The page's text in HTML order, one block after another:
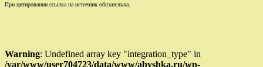
При цитировании ссылка на источник обязательна.
Warning: Undefined array key "integration_type" in
/var/www/user704723/data/www/abvshka.ru/wp-